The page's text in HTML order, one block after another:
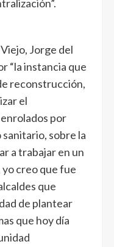
Jorge del
“la instancia que
reconstrucción,
el
por
sobre la
a trabajar en un
creo que fue
que
de plantear
que hoy día